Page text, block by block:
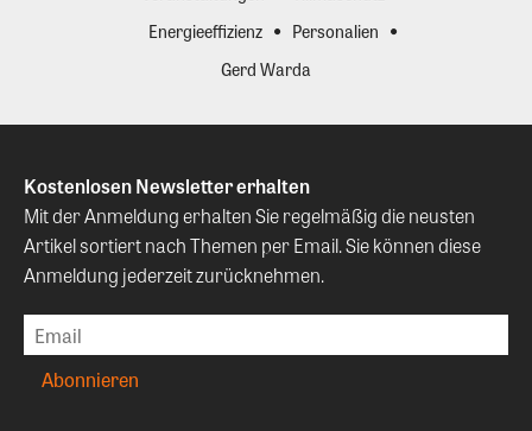
Energieeffizienz
Personalien
Gerd Warda
Kostenlosen Newsletter erhalten
Mit der Anmeldung erhalten Sie regelmäßig die neusten
Artikel sortiert nach Themen per Email. Sie können diese
Anmeldung jederzeit zurücknehmen.